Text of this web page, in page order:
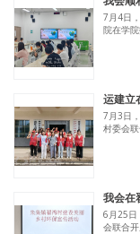
7月4日
院在学
运建立
7月3日
村委会
我会在
6月25日
会联合